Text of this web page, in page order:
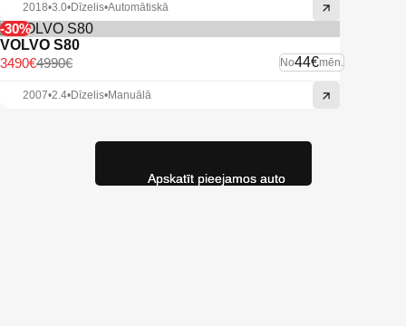
2018•3.0•Dīzelis•Automātiskā
-30%
VOLVO S80
No44€mēn.
4990€
3490€
2007•2.4•Dīzelis•Manuālā